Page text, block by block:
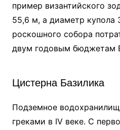
пример византийского
55,6 м, а диаметр купола
роскошного собора
двум годовым бюджетам
Цистерна Базилика
Подземное
греками в IV веке. С